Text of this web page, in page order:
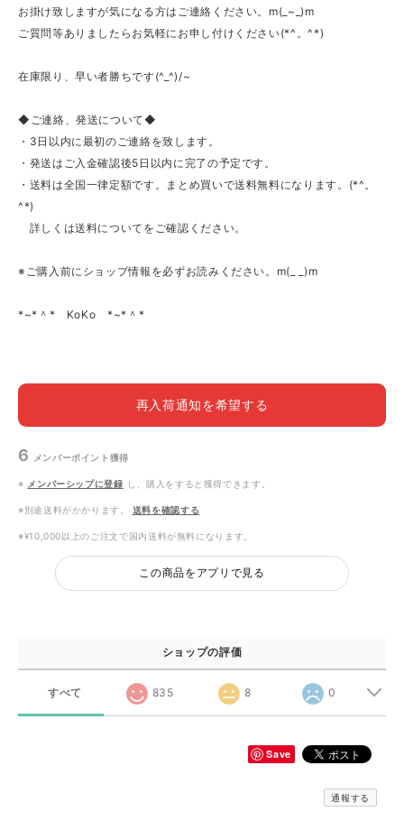
お掛け致しますが気になる方はご連絡ください。m(_~_)m
ご質問等ありましたらお気軽にお申し付けください(*^。^*)
在庫限り、早い者勝ちです(^_^)/~
◆ご連絡、発送について◆
・3日以内に最初のご連絡を致します。
・発送はご入金確認後5日以内に完了の予定です。
・送料は全国一律定額です。まとめ買いで送料無料になります。(*^。
^*)
詳しくは送料についてをご確認ください。
※ご購入前にショップ情報を必ずお読みください。m(_ _)m
*~*＾* KoKo *~*＾*
再入荷通知を希望する
6 メンバーポイント 獲得
※ メンバーシップに登録 し、購入をすると獲得できます。
※別途送料がかかります。 送料を確認する
※¥10,000以上のご注文で国内送料が無料になります。
この商品をアプリで見る
ショップの評価
すべて 835 8 0
Save
通報する